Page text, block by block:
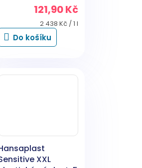
121,90 Kč
Měrná
cena:
2 438 Kč / 1 l
Do košíku
XXL